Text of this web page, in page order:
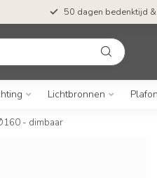
50 dagen bedenktijd
Lichtbronnen
- dimbaar